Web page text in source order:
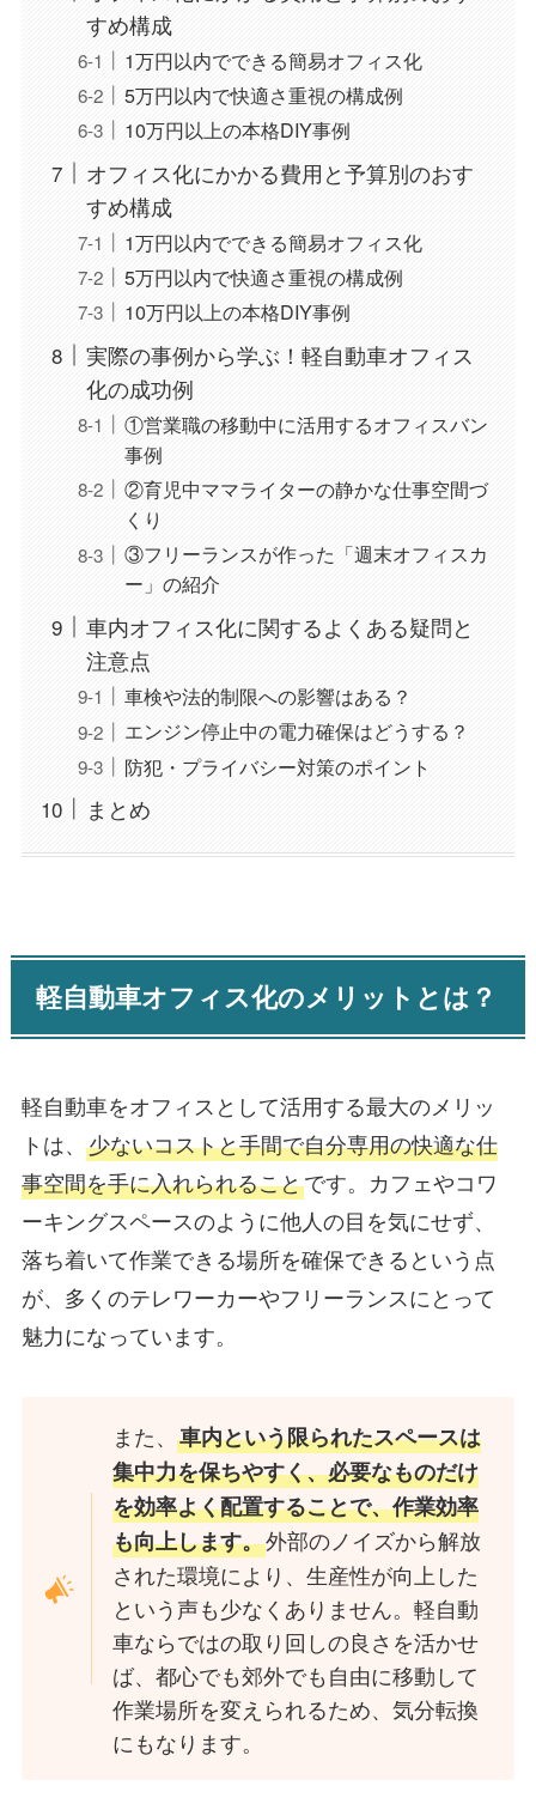
すめ構成
1万円以内でできる簡易オフィス化
5万円以内で快適さ重視の構成例
10万円以上の本格DIY事例
オフィス化にかかる費用と予算別のおす
すめ構成
1万円以内でできる簡易オフィス化
5万円以内で快適さ重視の構成例
10万円以上の本格DIY事例
実際の事例から学ぶ！軽自動車オフィス
化の成功例
①営業職の移動中に活用するオフィスバン
事例
②育児中ママライターの静かな仕事空間づ
くり
③フリーランスが作った「週末オフィスカ
ー」の紹介
車内オフィス化に関するよくある疑問と
注意点
車検や法的制限への影響はある？
エンジン停止中の電力確保はどうする？
防犯・プライバシー対策のポイント
まとめ
軽自動車オフィス化のメリットとは？
軽自動車をオフィスとして活用する最大のメリッ
トは、 少ないコストと手間で自分専用の快適な仕
事空間を手に入れられることです。カフェやコワ
ーキングスペースのように他人の目を気にせず、
落ち着いて作業できる場所を確保できるという点
が、多くのテレワーカーやフリーランスにとって
魅力になっています。
また、車内という限られたスペースは
集中力を保ちやすく、必要なものだけ
を効率よく配置することで、作業効率
も向上します。外部のノイズから解放
された環境により、生産性が向上した
という声も少なくありません。軽自動
車ならではの取り回しの良さを活かせ
ば、都心でも郊外でも自由に移動して
作業場所を変えられるため、気分転換
にもなります。